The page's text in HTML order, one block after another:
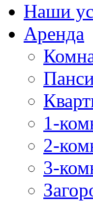
Наши
Аренда
1-
2-
3-